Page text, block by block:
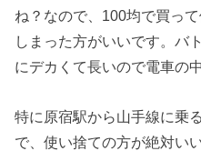
ね？なので、100均で買っ
しまった方がいいです。バ
にデカくて長いので電車の
特に原宿駅から山手線に乗
で、使い捨ての方が絶対い